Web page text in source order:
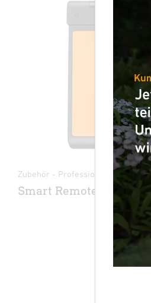
Zubehör - Professional Line
Smart Remote